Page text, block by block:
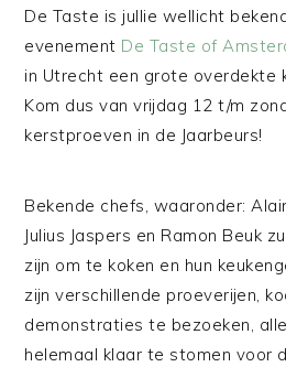
De Taste is jullie wellicht
evenement De Taste of
in Utrecht een grote overdekte
Kom dus van vrijdag 12 t/m
kerstproeven in de Jaarbeurs!
Bekende chefs, waaronder:
Julius Jaspers en Ramon Beuk
zijn om te koken en hun
zijn verschillende proeverijen,
demonstraties te bezoeken,
helemaal klaar te stomen voor